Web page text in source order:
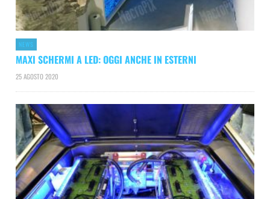
NEWS
MAXI SCHERMI A LED: OGGI ANCHE IN ESTERNI
25 AGOSTO 2020